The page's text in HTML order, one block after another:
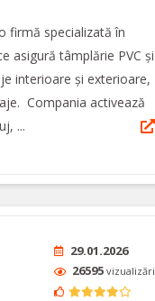
firmă specializată în
asigură tâmplărie PVC și
interioare și exterioare,
Compania activează
...
29.01.2026
26595 vizualizări